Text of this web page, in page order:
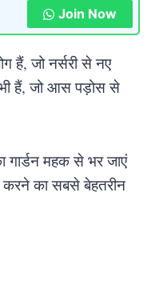
Join Now
हैं, जो नर्सरी से नए
हैं, जो आस पड़ोस से
गार्डन महक से भर जाएं
करने का सबसे बेहतरीन